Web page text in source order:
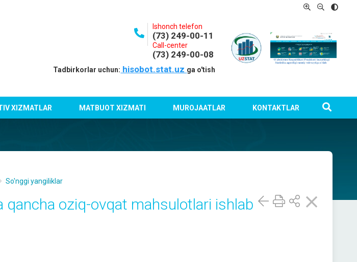
Ishonch telefon
(73) 249-00-11
Call-center
(73) 249-00-08
Tadbirkorlar uchun: hisobot.stat.uz ga o'tish
XIZMATLAR MATBUOT XIZMATI MUROJAATLAR KONTAKTLAR
So'nggi yangiliklar
qancha oziq-ovqat mahsulotlari ishlab